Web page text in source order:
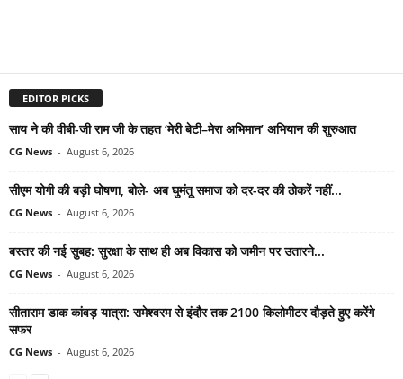
EDITOR PICKS
साय ने की वीबी-जी राम जी के तहत ‘मेरी बेटी–मेरा अभिमान’ अभियान की शुरुआत
CG News - August 6, 2026
सीएम योगी की बड़ी घोषणा, बोले- अब घुमंतू समाज को दर-दर की ठोकरें नहीं...
CG News - August 6, 2026
बस्तर की नई सुबह: सुरक्षा के साथ ही अब विकास को जमीन पर उतारने...
CG News - August 6, 2026
सीताराम डाक कांवड़ यात्रा: रामेश्वरम से इंदौर तक 2100 किलोमीटर दौड़ते हुए करेंगे
सफर
CG News - August 6, 2026